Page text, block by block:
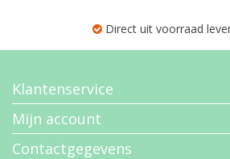
Direct uit voorraad
Klantenservice
Mijn account
Contactgegevens